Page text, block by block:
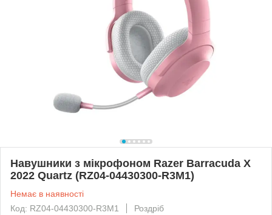
Навушники з мікрофоном Razer Barracuda X
2022 Quartz (RZ04-04430300-R3M1)
Немає в наявності
Код: RZ04-04430300-R3M1
Роздріб